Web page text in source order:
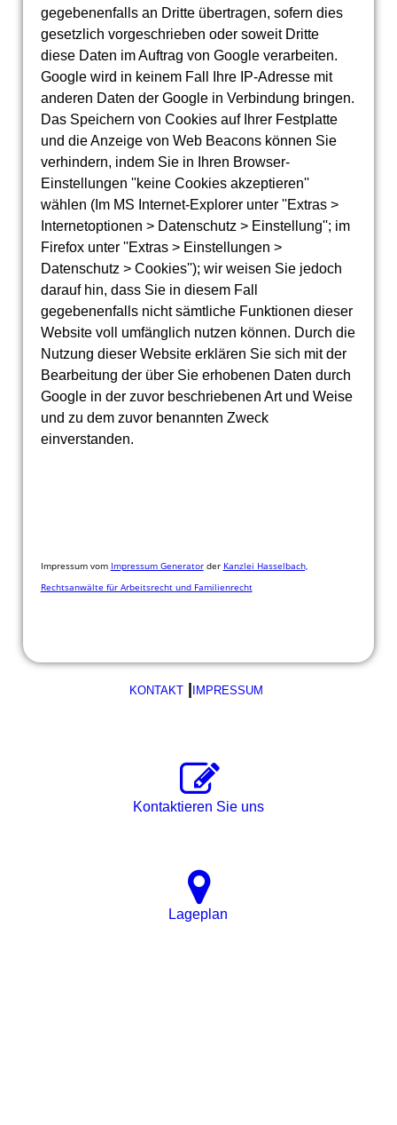
gegebenenfalls an Dritte übertragen, sofern dies
gesetzlich vorgeschrieben oder soweit Dritte
diese Daten im Auftrag von Google verarbeiten.
Google wird in keinem Fall Ihre IP-Adresse mit
anderen Daten der Google in Verbindung bringen.
Das Speichern von Cookies auf Ihrer Festplatte
und die Anzeige von Web Beacons können Sie
verhindern, indem Sie in Ihren Browser-
Einstellungen ''keine Cookies akzeptieren''
wählen (Im MS Internet-Explorer unter ''Extras >
Internetoptionen > Datenschutz > Einstellung''; im
Firefox unter ''Extras > Einstellungen >
Datenschutz > Cookies''); wir weisen Sie jedoch
darauf hin, dass Sie in diesem Fall
gegebenenfalls nicht sämtliche Funktionen dieser
Website voll umfänglich nutzen können. Durch die
Nutzung dieser Website erklären Sie sich mit der
Bearbeitung der über Sie erhobenen Daten durch
Google in der zuvor beschriebenen Art und Weise
und zu dem zuvor benannten Zweck
einverstanden.
Impressum vom Impressum Generatorder Kanzlei Hasselbach,
Rechtsanwälte für Arbeitsrecht und Familienrecht
KONTAKT IMPRESSUM
Kontaktieren Sie uns
La­ge­plan